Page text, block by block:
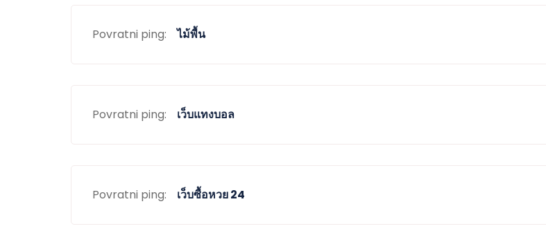
Povratni ping: ไม้พื้น
Povratni ping: เว็บแทงบอล
Povratni ping: เว็บซื้อหวย 24